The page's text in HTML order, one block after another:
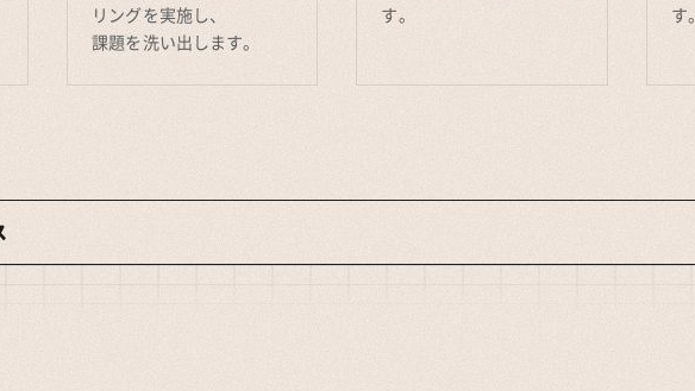
リングを実施し、
課題を洗い出します。
す。
す。